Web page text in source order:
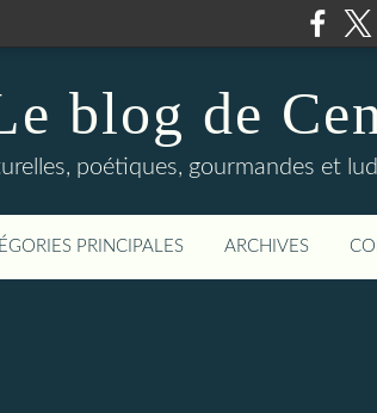
blog de
poétiques, gourmandes et
PRINCIPALES ARCHIVES